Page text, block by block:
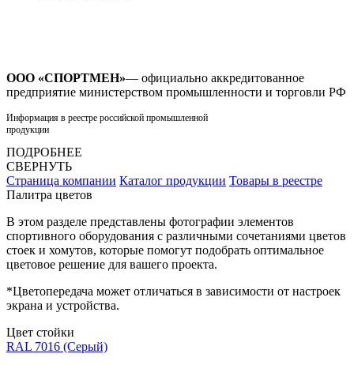
ООО «СПОРТМЕН»— официально аккредитованное
предприятие министерством промышленности и торговли РФ
Информация в реестре российской промышленной
продукции
ПОДРОБНЕЕ
СВЕРНУТЬ
Страница компании Каталог продукции Товары в реестре
Палитра цветов
В этом разделе представлены фотографии элементов
спортивного оборудования с различными сочетаниями цветов
стоек и хомутов, которые помогут подобрать оптимальное
цветовое решение для вашего проекта.
*Цветопередача может отличаться в зависимости от настроек
экрана и устройства.
Цвет стойки
RAL 7016 (Серый)